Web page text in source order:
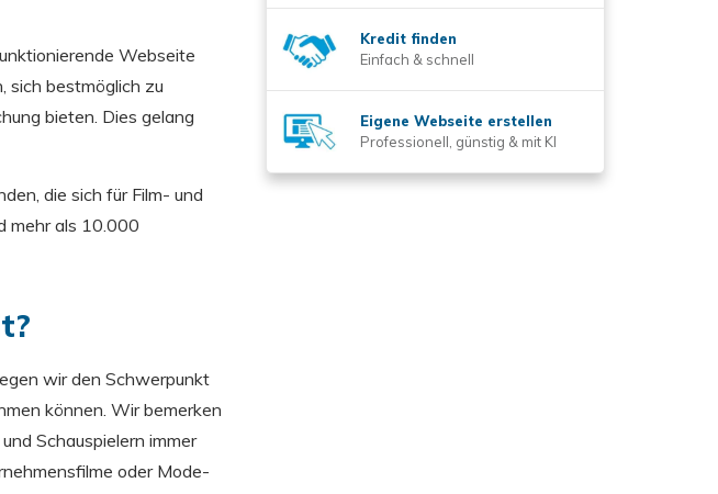
Webseite
sich bestmöglich zu
bieten. Dies gelang
die sich für Film- und
mehr als 10.000
wir den Schwerpunkt
können. Wir bemerken
Schauspielern immer
oder Mode-
Kredit finden
Einfach & schnell
Eigene Webseite erstellen
Professionell, günstig & mit KI